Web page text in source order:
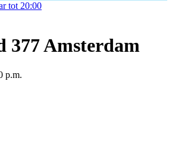
tot 20:00
377 Amsterdam
p.m.